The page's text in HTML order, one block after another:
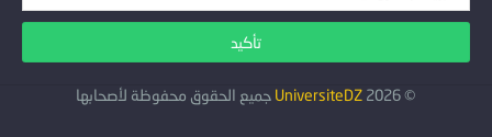
©
2026
UniversiteDZ جميع الحقوق محفوظة لأصحابها